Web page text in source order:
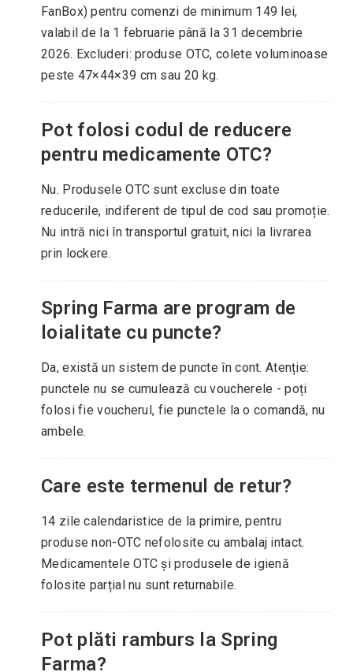
FanBox) pentru comenzi de minimum 149 lei,
valabil de la 1 februarie până la 31 decembrie
2026. Excluderi: produse OTC, colete voluminoase
peste 47×44×39 cm sau 20 kg.
Pot folosi codul de reducere
pentru medicamente OTC?
Nu. Produsele OTC sunt excluse din toate
reducerile, indiferent de tipul de cod sau promoție.
Nu intră nici în transportul gratuit, nici la livrarea
prin lockere.
Spring Farma are program de
loialitate cu puncte?
Da, există un sistem de puncte în cont. Atenție:
punctele nu se cumulează cu voucherele - poți
folosi fie voucherul, fie punctele la o comandă, nu
ambele.
Care este termenul de retur?
14 zile calendaristice de la primire, pentru
produse non-OTC nefolosite cu ambalaj intact.
Medicamentele OTC și produsele de igienă
folosite parțial nu sunt returnabile.
Pot plăti ramburs la Spring
Farma?